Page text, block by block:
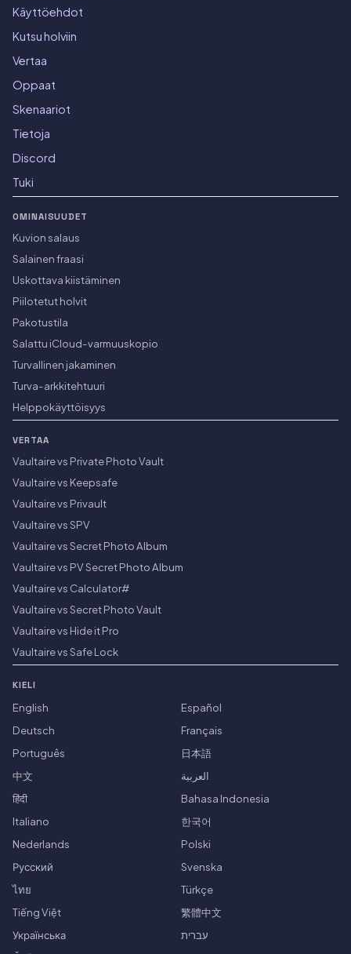
Käyttöehdot
Kutsu holviin
Vertaa
Oppaat
Skenaariot
Tietoja
Discord
Tuki
OMINAISUUDET
Kuvion salaus
Salainen fraasi
Uskottava kiistäminen
Piilotetut holvit
Pakotustila
Salattu iCloud-varmuuskopio
Turvallinen jakaminen
Turva-arkkitehtuuri
Helppokäyttöisyys
VERTAA
Vaultaire vs Private Photo Vault
Vaultaire vs Keepsafe
Vaultaire vs Privault
Vaultaire vs SPV
Vaultaire vs Secret Photo Album
Vaultaire vs PV Secret Photo Album
Vaultaire vs Calculator#
Vaultaire vs Secret Photo Vault
Vaultaire vs Hide it Pro
Vaultaire vs Safe Lock
KIELI
English
Español
Deutsch
Français
Português
日本語
中文
العربية
हिंदी
Bahasa Indonesia
Italiano
한국어
Nederlands
Polski
Русский
Svenska
ไทย
Türkçe
Tiếng Việt
繁體中文
Українська
עברית